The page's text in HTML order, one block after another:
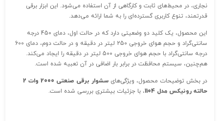
نجاری، در محیط‌های ثابت و کارگاهی از آن استفاده می‌شود. این ابزار برقی
قدرتمند، تنوع کاربری گسترده‌ای را به شما ارائه می‌دهد.
این محصول، یک کلید دو وضعیتی دارد که در حالت اول، دمای 450 درجه‌
سانتی‌گراد و حجم هوای خروجی 250 لیتر در دقیقه و در حالت دوم، دمای 600
درجه‌ سانتی‌گراد با حجم هوای خروجی 500 لیتر در دقیقه را ایجاد می‌کند.
هم‌چنین، سیستم محافظت در برابر بار اضافی در آن تعبیه شده است.
در بخش توضیحات محصول، ویژگی‌های
سشوار برقی صنعتی 2000 وات 2
حالته رونیکس مدل 1104
، با جزئیات بیشتری بررسی شده است.